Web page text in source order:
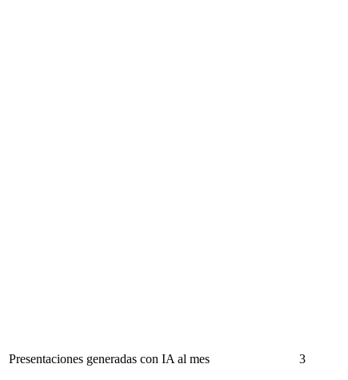
Presentaciones generadas con IA al mes 3